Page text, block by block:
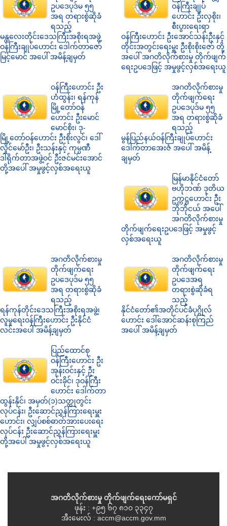
ဥပဒေပုဒ်မ ၅၅
အရ တရားစွဲဆိုခံ
ရသည့်
မန္တလေးတိုင်းဒေသကြီးအစိုးရအဖွဲ့
ဝန်ကြီးချုပ်ဟောင်း ဒေါက်တာဇော်
မြင့်မောင် အပေါ် အမိန့်ချမှတ်
ဝန်ကြီးချုပ်
ဟောင်း ဦးလှစိုး၊
စီးပွားရေးရာ
ဝန်ကြီးဟောင်း ဦးအောင်သန်းဦးနှင့်
တိုင်းအတွင်းရေးမှူး ဦးစိုးစိုးဇော် တို့
အပေါ် အဂတိလိုက်စားမှု တိုက်ဖျက်
ရေးဥပဒေဖြင့် အမှုဖွင့်လှစ်အရေးယူ
ဝန်ကြီးဟောင်း ဦး
ဟံထွန်း၊ ရန်ကုန်
မြို့တော်ဝန်
ဟောင်း ဦးမောင်
မောင်စိုး၊ ဒု-
မြို့တော်ဝန်ဟောင်း ဦးစိုးလွင်၊ ဒေါ်
လှိုင်မော်ဦး၊ ဦးသန်းနှင့် ကုမ္ပဏီ
ဒါရိုက်တာအဖွဲ့ဝင် ဦးဇင်မင်းအောင်
တို့အပေါ် အမှုဖွင့်လှစ်အရေးယူ
အဂတိလိုက်စားမှု
တိုက်ဖျက်ရေး
ဥပဒေပုဒ်မ ၅၅
အရ တရားစွဲဆိုခံ
ရသည့်
မွန်ပြည်နယ်ဝန်ကြီးချုပ်ဟောင်း
ဒေါက်တာအေးဇံ အပေါ် အမိန့်
ချမှတ်
မြန်မာနိုင်ငံတော်
ဗဟိုဘဏ် ဒုတိယ
ဥက္ကဋ္ဌဟောင်း ဦး
ဘိုဘိုငယ် အပေါ်
အဂတိလိုက်စားမှု
တိုက်ဖျက်ရေးဥပဒေဖြင့် အမှုဖွင့်
လှစ်အရေးယူ
အဂတိလိုက်စားမှု
တိုက်ဖျက်ရေး
ဥပဒေပုဒ်မ ၅၅
အရ တရားစွဲဆိုခံ
ရသည့်
ရန်ကုန်တိုင်းဒေသကြီးအစိုးရအဖွဲ့၊
လူမှုရေးဝန်ကြီးဟောင်း ဦးနိုင်ငံ
လင်းအပေါ် အမိန့်ချမှတ်
အဂတိလိုက်စားမှု
တိုက်ဖျက်ရေး
ဥပဒေအရ
တရားစွဲဆိုခံရ
သည့်
နိုင်ငံတော်၏အတိုင်ပင်ခံပုဂ္ဂိုလ်
ဟောင်း ဒေါ်အောင်ဆန်းစုကြည်
အပေါ် အမိန့်ချမှတ်
ပြည်ထောင်စု
ဝန်ကြီးဟောင်း ဦး
အုန်းဝင်းနှင့် ဦး
ဝင်းခိုင်၊ ဒုဝန်ကြီး
ဟောင်း ဒေါက်တာ
ထွန်းနိုင်၊ အမှတ်(၁)သတ္တုတွင်း
လုပ်ငန်း၊ ဦးဆောင်ညွှန်ကြားရေးမှူး
ဟောင်း၊ လျှပ်စစ်ဓာတ်အားပေးရေး
လုပ်ငန်း ဦးဆောင်ညွှန်ကြားရေးမှူး
တို့အပေါ် အမှုဖွင့်လှစ်အရေးယူ
အဂတိလိုက်စားမှု တိုက်ဖျက်ရေးကော်မရှင်
ဖုန်း : +၉၅ ၆၇ ၈၁၀ ၃၃၄၇
အီးမေးလ် : accm@accm.gov.mm